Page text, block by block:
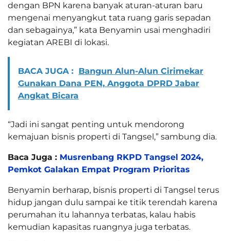
dengan BPN karena banyak aturan-aturan baru
mengenai menyangkut tata ruang garis sepadan
dan sebagainya,” kata Benyamin usai menghadiri
kegiatan AREBI di lokasi.
BACA JUGA : Bangun Alun-Alun Cirimekar
Gunakan Dana PEN, Anggota DPRD Jabar
Angkat Bicara
“Jadi ini sangat penting untuk mendorong
kemajuan bisnis properti di Tangsel,” sambung dia.
Baca Juga : Musrenbang RKPD Tangsel 2024,
Pemkot Galakan Empat Program Prioritas
Benyamin berharap, bisnis properti di Tangsel terus
hidup jangan dulu sampai ke titik terendah karena
perumahan itu lahannya terbatas, kalau habis
kemudian kapasitas ruangnya juga terbatas.